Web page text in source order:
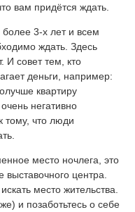
вам придётся ждать.
более 3-х лет и всем
ждать. Здесь
И совет тем, кто
деньги, например:
квартиру
негативно
тому, что люди
место ночлега, это
центра.
место жительства.
и позаботьтесь о себе